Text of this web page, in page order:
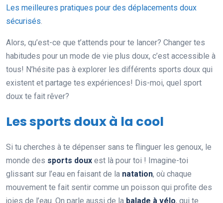
Les meilleures pratiques pour des déplacements doux
sécurisés.
Alors, qu’est-ce que t’attends pour te lancer? Changer tes
habitudes pour un mode de vie plus doux, c’est accessible à
tous! N’hésite pas à explorer les différents sports doux qui
existent et partage tes expériences! Dis-moi, quel sport
doux te fait rêver?
Les sports doux à la cool
Si tu cherches à te dépenser sans te flinguer les genoux, le
monde des sports doux est là pour toi ! Imagine-toi
glissant sur l’eau en faisant de la natation, où chaque
mouvement te fait sentir comme un poisson qui profite des
joies de l’eau. On parle aussi de la balade à vélo, qui te